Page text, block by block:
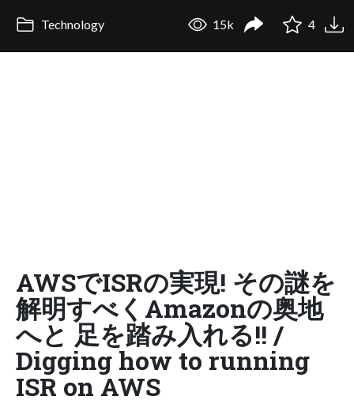
Technology 15k 4
AWSでISRの実現! その謎を
解明すべくAmazonの奥地
へと 足を踏み入れる!! /
Digging how to running
ISR on AWS